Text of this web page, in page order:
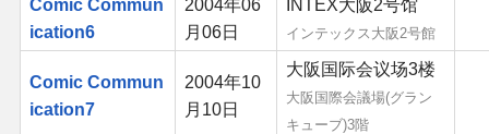
Comic Commun
ication6
2004年06
月06日
INTEX大阪2号馆
インテックス大阪2号館
Comic Commun
ication7
2004年10
月10日
大阪国际会议场3楼
大阪国際会議場(グラン
キューブ)3階
同人角色列表
同人视频列表